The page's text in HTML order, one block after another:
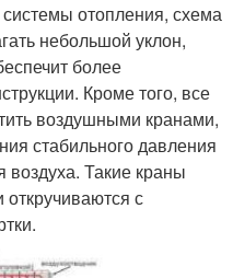
отопления, схема
небольшой уклон,
более
Кроме того, все
воздушными кранами,
стабильного давления
воздуха. Такие краны
с